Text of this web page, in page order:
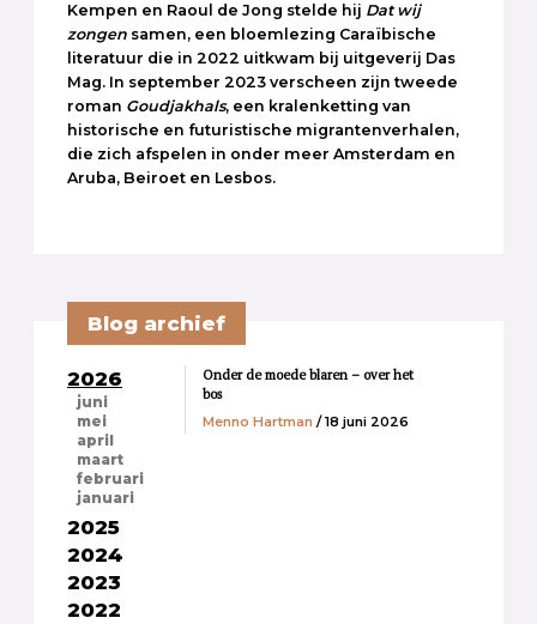
Kempen en Raoul de Jong stelde hij Dat wij
zongen samen, een bloemlezing Caraïbische
literatuur die in 2022 uitkwam bij uitgeverij Das
Mag. In september 2023 verscheen zijn tweede
roman Goudjakhals, een kralenketting van
historische en futuristische migrantenverhalen,
die zich afspelen in onder meer Amsterdam en
Aruba, Beiroet en Lesbos.
Blog archief
2026
juni
mei
april
maart
februari
januari
2025
2024
2023
2022
Onder de moede blaren – over het
bos
Menno Hartman / 18 juni 2026